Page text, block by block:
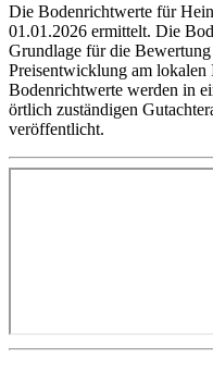
Die Bodenrichtwerte für
01.01.2026 ermittelt. Die
Grundlage für die
Preisentwicklung am
Bodenrichtwerte werden in
örtlich zuständigen
veröffentlicht.